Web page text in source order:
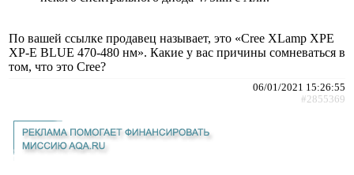
По вашей ссылке продавец называет, это «Cree XLamp XPE
XP-E BLUE 470-480 нм». Какие у вас причины сомневаться в
том, что это Cree?
06/01/2021 15:26:55
#2855369